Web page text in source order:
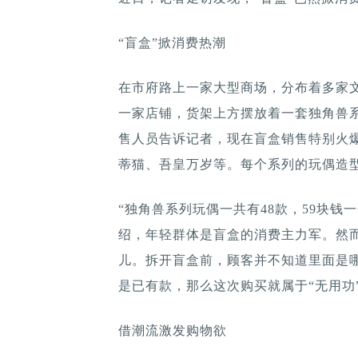
“盲盒”掀消费热潮
在市府路上一家大型商场，分布着多家
一家店铺，货架上方摆放着一套独角兽
售人员告诉记者，现在盲盒销售特别火
蒂猫、吾皇万岁等。每个系列的玩偶造
“独角兽系列玩偶一共有48款，59块钱
绍，年轻群体是盲盒的消费主力军。然
儿。拆开盲盒前，顾客并不知道里面是
是已有款，那么这次购买就属于“无用
借潮流激发购物欲